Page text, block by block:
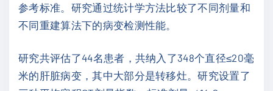
参考标准。研究通过统计学方法比较了不同剂量和
不同重建算法下的病变检测性能。
研究共评估了44名患者，共纳入了348个直径≤20毫
米的肝脏病变，其中大部分是转移灶。研究设置了